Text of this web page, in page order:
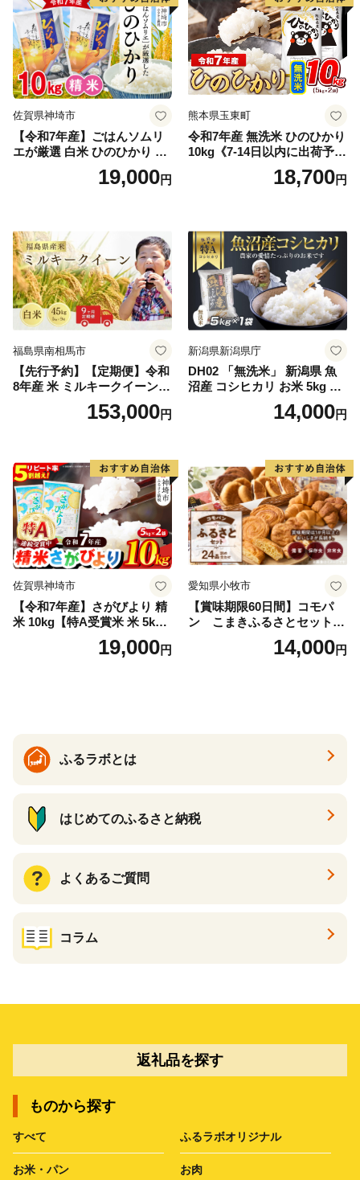
佐賀県神埼市
【令和7年産】ごはんソムリ
エが厳選 白米 ひのひかり 10
米 10kg 5kg×2 ひのひかり ブ
19,000円
熊本県玉東町
令和7年産 無洗米 ひのひかり
10kg《7-14日以内に出荷予定
(土日祝除く)》コメ 米 無洗米
令和7年産 高レビュー｜人気
18,700円
福島県南相馬市
【先行予約】【定期便】令和
8年産 米 ミルキークイーン
白米 45kg (5kg×9回) | ミルキ
ークイーン 米5kg 福島 福島
福島県 南相馬市 cu006-ae
153,000円
新潟県新潟県庁
DH02 「無洗米」 新潟県 魚
沼産 コシヒカリ お米 5kg こ
しひかり 精米 米（お米の美
味しい炊き方ガイド付き）
14,000円
佐賀県神埼市
【令和7年産】さがびより 精
米 10kg【特A受賞米 米 5kg×
2袋 お米 コメ こめ 国産 美味
しい ブランド米 人気 ランキ
19,000円
愛知県小牧市
【賞味期限60日間】コモパ
ン こまきふるさとセット
（24個入り）／災害用備蓄
保存食 非常食 防災グッズに
14,000円
ふるラボとは
はじめてのふるさと納税
よくあるご質問
コラム
返礼品を探す
ものから探す
すべて ふるラボオリジナル
お米・パン お肉